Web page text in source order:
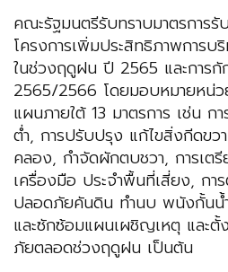
คณะรัฐมนตรีรับทราบมาตรการ
โครงการเพิ่มประสิทธิภาพการบ
ในช่วงฤดูฝน ปี 2565 และการ
2565/2566 โดยมอบหมายหน่ว
แผนภายใต้ 13 มาตรการ เช่น ก
ต่ำ, การปรับปรุง แก้ไขสิ่งกีดขว
คลอง, กำจัดผักตบชวา, การเต
เครื่องมือ ประจำพื้นที่เสี่ยง, กา
ปลอดภัยคันดิน ทำนบ พนังกั้นน้
และซักซ้อมแผนเผชิญเหตุ และ
ภัยตลอดช่วงฤดูฝน เป็นต้น